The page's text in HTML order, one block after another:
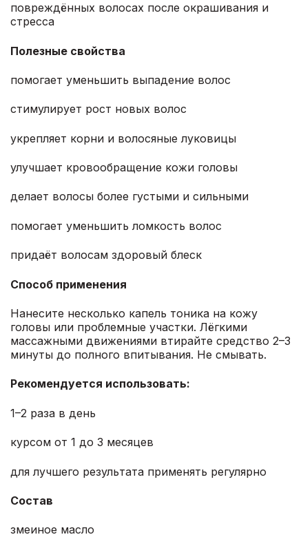
повреждённых волосах после окрашивания и
стресса
Полезные свойства
помогает уменьшить выпадение волос
стимулирует рост новых волос
укрепляет корни и волосяные луковицы
улучшает кровообращение кожи головы
делает волосы более густыми и сильными
помогает уменьшить ломкость волос
придаёт волосам здоровый блеск
Способ применения
Нанесите несколько капель тоника на кожу
головы или проблемные участки. Лёгкими
массажными движениями втирайте средство 2–3
минуты до полного впитывания. Не смывать.
Рекомендуется использовать:
1–2 раза в день
курсом от 1 до 3 месяцев
для лучшего результата применять регулярно
Состав
змеиное масло